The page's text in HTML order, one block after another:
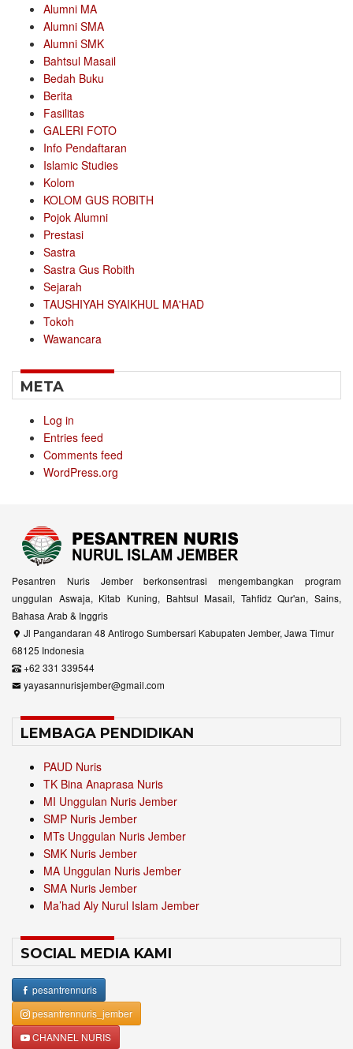
Alumni MA
Alumni SMA
Alumni SMK
Bahtsul Masail
Bedah Buku
Berita
Fasilitas
GALERI FOTO
Info Pendaftaran
Islamic Studies
Kolom
KOLOM GUS ROBITH
Pojok Alumni
Prestasi
Sastra
Sastra Gus Robith
Sejarah
TAUSHIYAH SYAIKHUL MA'HAD
Tokoh
Wawancara
META
Log in
Entries feed
Comments feed
WordPress.org
Pesantren Nuris Jember berkonsentrasi mengembangkan program
unggulan Aswaja, Kitab Kuning, Bahtsul Masail, Tahfidz Qur'an, Sains,
Bahasa Arab & Inggris
Jl Pangandaran 48 Antirogo Sumbersari Kabupaten Jember, Jawa Timur
68125 Indonesia
+62 331 339544
yayasannurisjember@gmail.com
LEMBAGA PENDIDIKAN
PAUD Nuris
TK Bina Anaprasa Nuris
MI Unggulan Nuris Jember
SMP Nuris Jember
MTs Unggulan Nuris Jember
SMK Nuris Jember
MA Unggulan Nuris Jember
SMA Nuris Jember
Ma’had Aly Nurul Islam Jember
SOCIAL MEDIA KAMI
pesantrennuris
pesantrennuris_jember
CHANNEL NURIS